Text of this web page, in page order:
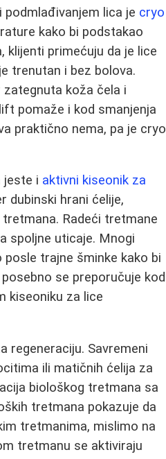
lica je cryo
kako bi podstakao
primećuju da je lice
trenutan i bez bolova.
koža čela i
pomaže i kod smanjenja
praktično nema, pa je cryo
jeste i aktivni kiseonik za
dubinski hrani ćelije,
Radeći tretmane
spoljne uticaje. Mnogi
trajne šminke kako bi
se preporučuje kod
kiseoniku za lice
regeneraciju. Savremeni
ili matičnih ćelija za
biološkog tretmana sa
tretmana pokazuje da
tretmanima, mislimo na
tretmanu se aktiviraju